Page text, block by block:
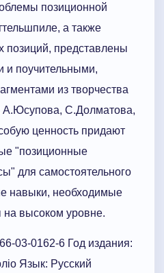
позиционной
а также
позиций, представлены
и поучительными,
из творчества
А.Юсупова, С.Долматова,
ценность придают
"позиционные
для самостоятельного
навыки, необходимые
на высоком уровне.
03-0162-6 Год издания:
Язык: Русский